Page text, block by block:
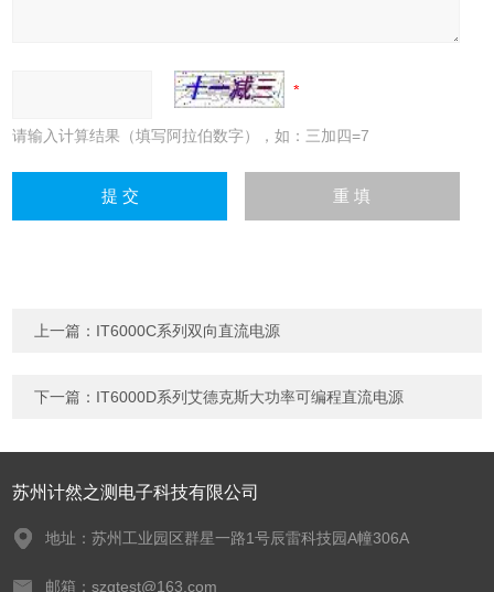
请输入计算结果（填写阿拉伯数字），如：三加四=7
上一篇： IT6000C系列双向直流电源
下一篇： IT6000D系列艾德克斯大功率可编程直流电源
苏州计然之测电子科技有限公司
地址：苏州工业园区群星一路1号辰雷科技园A幢306A
邮箱：szgtest@163.com